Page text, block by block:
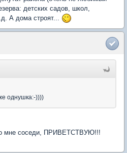
детских садов, школ,
А дома строят...
однушка:-))))
мне соседи, ПРИВЕТСТВУЮ!!!